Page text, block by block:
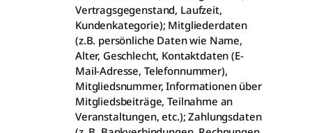
Vertragsgegenstand, Laufzeit,
Kundenkategorie); Mitgliederdaten
(z.B. persönliche Daten wie Name,
Alter, Geschlecht, Kontaktdaten (E-
Mail-Adresse, Telefonnummer),
Mitgliedsnummer, Informationen über
Mitgliedsbeiträge, Teilnahme an
Veranstaltungen, etc.); Zahlungsdaten